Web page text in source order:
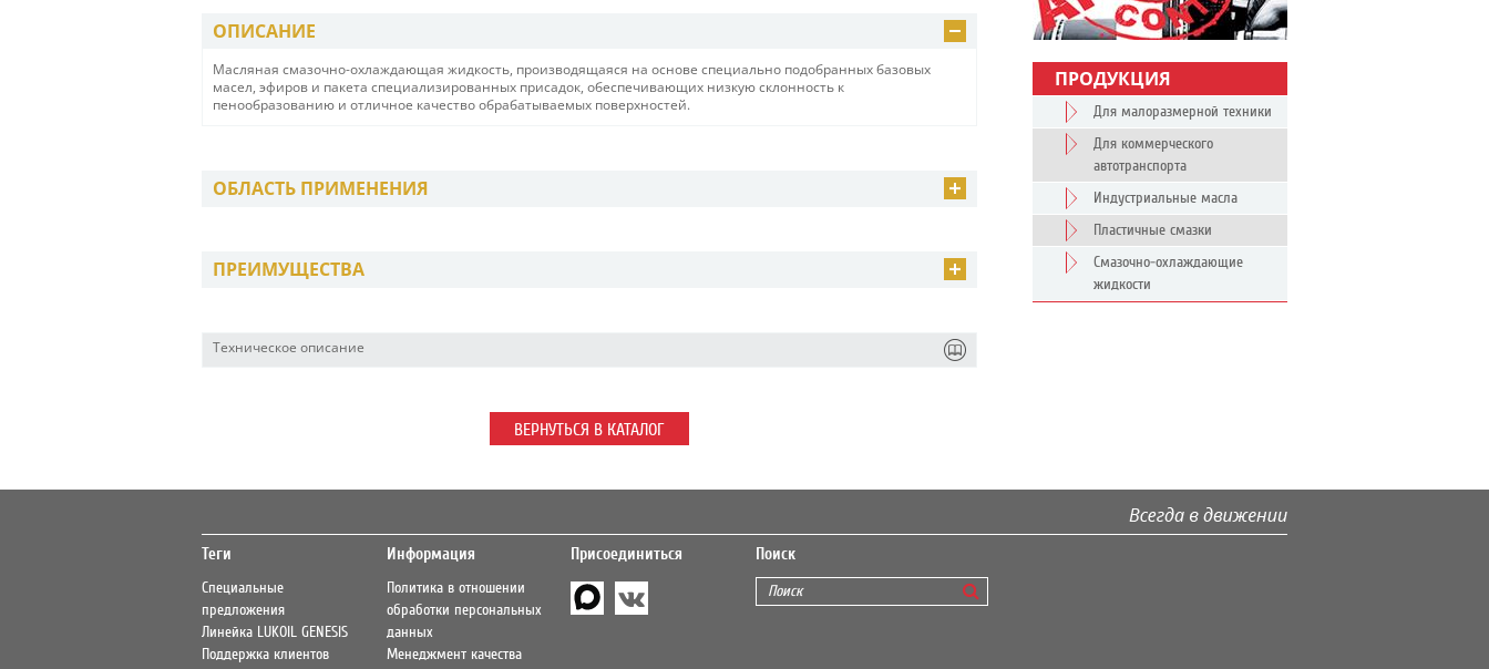
ОПИСАНИЕ
Масляная смазочно-охлаждающая жидкость, производящаяся на основе специально подобранных базовых
масел, эфиров и пакета специализированных присадок, обеспечивающих низкую склонность к
пенообразованию и отличное качество обрабатываемых поверхностей.
ОБЛАСТЬ ПРИМЕНЕНИЯ
ПРЕИМУЩЕСТВА
Техническое описание
ВЕРНУТЬСЯ В КАТАЛОГ
ПРОДУКЦИЯ
Для малоразмерной техники
Для коммерческого
автотранспорта
Индустриальные масла
Пластичные смазки
Смазочно-охлаждающие
жидкости
Теги
Специальные
предложения
Линейка LUKOIL GENESIS
Поддержка клиентов
Информация
Политика в отношении
обработки персональных
данных
Менеджмент качества
Присоединиться Поиск